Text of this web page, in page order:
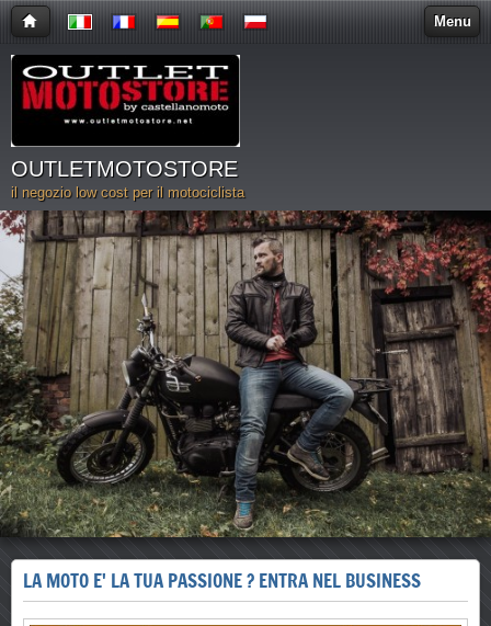
Menu
OUTLETMOTOSTORE
il negozio low cost per il motociclista
LA MOTO E' LA TUA PASSIONE ? ENTRA NEL BUSINESS